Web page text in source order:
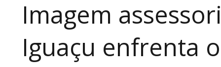
Imagem
Iguaçu enfrenta